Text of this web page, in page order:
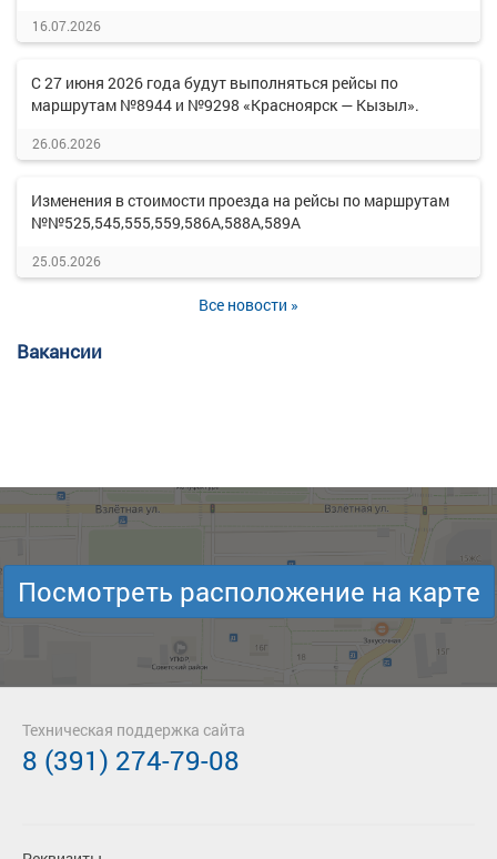
16.07.2026
С 27 июня 2026 года будут выполняться рейсы по
маршрутам №8944 и №9298 «Красноярск — Кызыл».
26.06.2026
Изменения в стоимости проезда на рейсы по маршрутам
№№525,545,555,559,586А,588А,589А
25.05.2026
Все новости »
Вакансии
Посмотреть расположение на карте
Техническая поддержка сайта
8 (391) 274-79-08